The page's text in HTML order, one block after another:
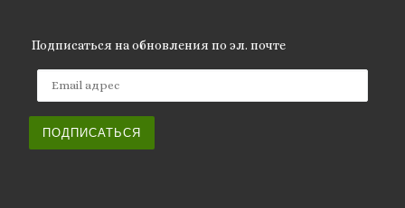
Подписаться на обновления по эл. почте
ПОДПИСАТЬСЯ